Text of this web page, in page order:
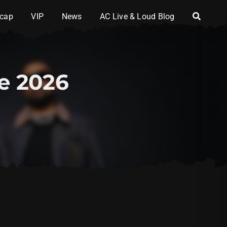
VIP News AC Live & Loud Blog
2026